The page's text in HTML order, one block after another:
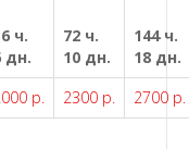
ч.
дн.
72 ч.
10 дн.
144 ч.
18 дн.
р. 2300 р. 2700 р.